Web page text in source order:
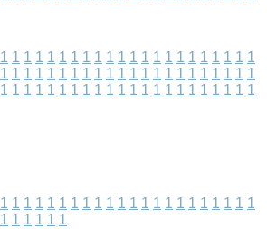
1 1 1 1 1 1 1 1 1 1 1 1 1 1 1 1 1 1 1 1 1 1
1 1 1 1 1 1 1 1 1 1 1 1 1 1 1 1 1 1 1 1 1 1
1 1 1 1 1 1 1 1 1 1 1 1 1 1 1 1 1 1 1 1 1 1
1 1 1 1 1 1 1 1 1 1 1 1 1 1 1 1 1 1 1 1 1 1
1 1 1 1 1 1